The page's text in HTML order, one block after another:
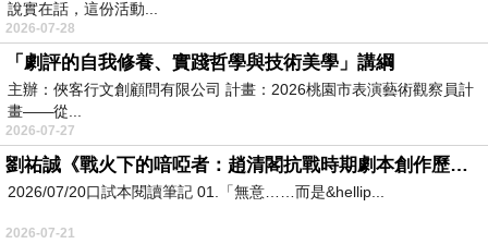
說實在話，這份活動...
2026-07-28
「劇評的自我修養、實踐哲學與技術美學」講綱
主辦：俠客行文創顧問有限公司 計畫：2026桃園市表演藝術觀察員計
畫——從...
2026-07-27
劉祐誠《戰火下的喑啞者：趙清閣抗戰時期劇本創作歷程研究》閱讀筆記
2026/07/20口試本閱讀筆記 01.「無意……而是&hellip...
2026-07-21